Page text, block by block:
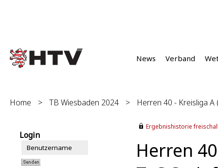
News Verband
Home > TB Wiesbaden 2024 > Herren 40 - Kreisliga A
Login
Ergebnishistorie
Herren